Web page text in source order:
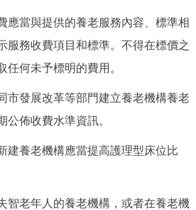
當與提供的養老服務內容、標準相
服務收費項目和標準。不得在標價之
任何未予標明的費用。
發展改革等部門建立養老機構養老
公佈收費水準資訊。
老機構應當提高護理型床位比
老年人的養老機構，或者在養老機